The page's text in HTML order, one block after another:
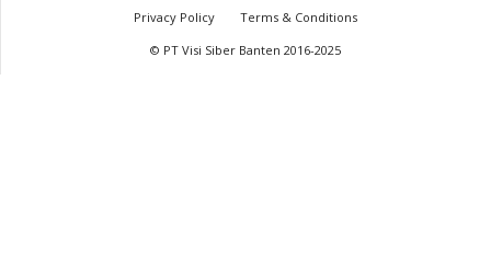
Privacy Policy
Terms & Conditions
© PT Visi Siber Banten 2016-2025